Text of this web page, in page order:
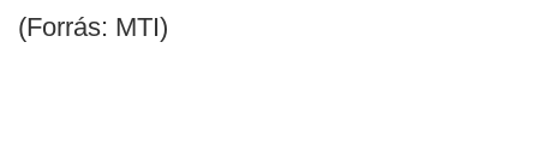
(Forrás: MTI)